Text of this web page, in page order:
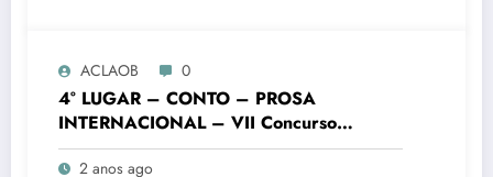
ACLAOB 0
4° LUGAR – CONTO – PROSA
INTERNACIONAL – VII Concurso
Literário “Cidade de Ouro Branco”
2 anos ago